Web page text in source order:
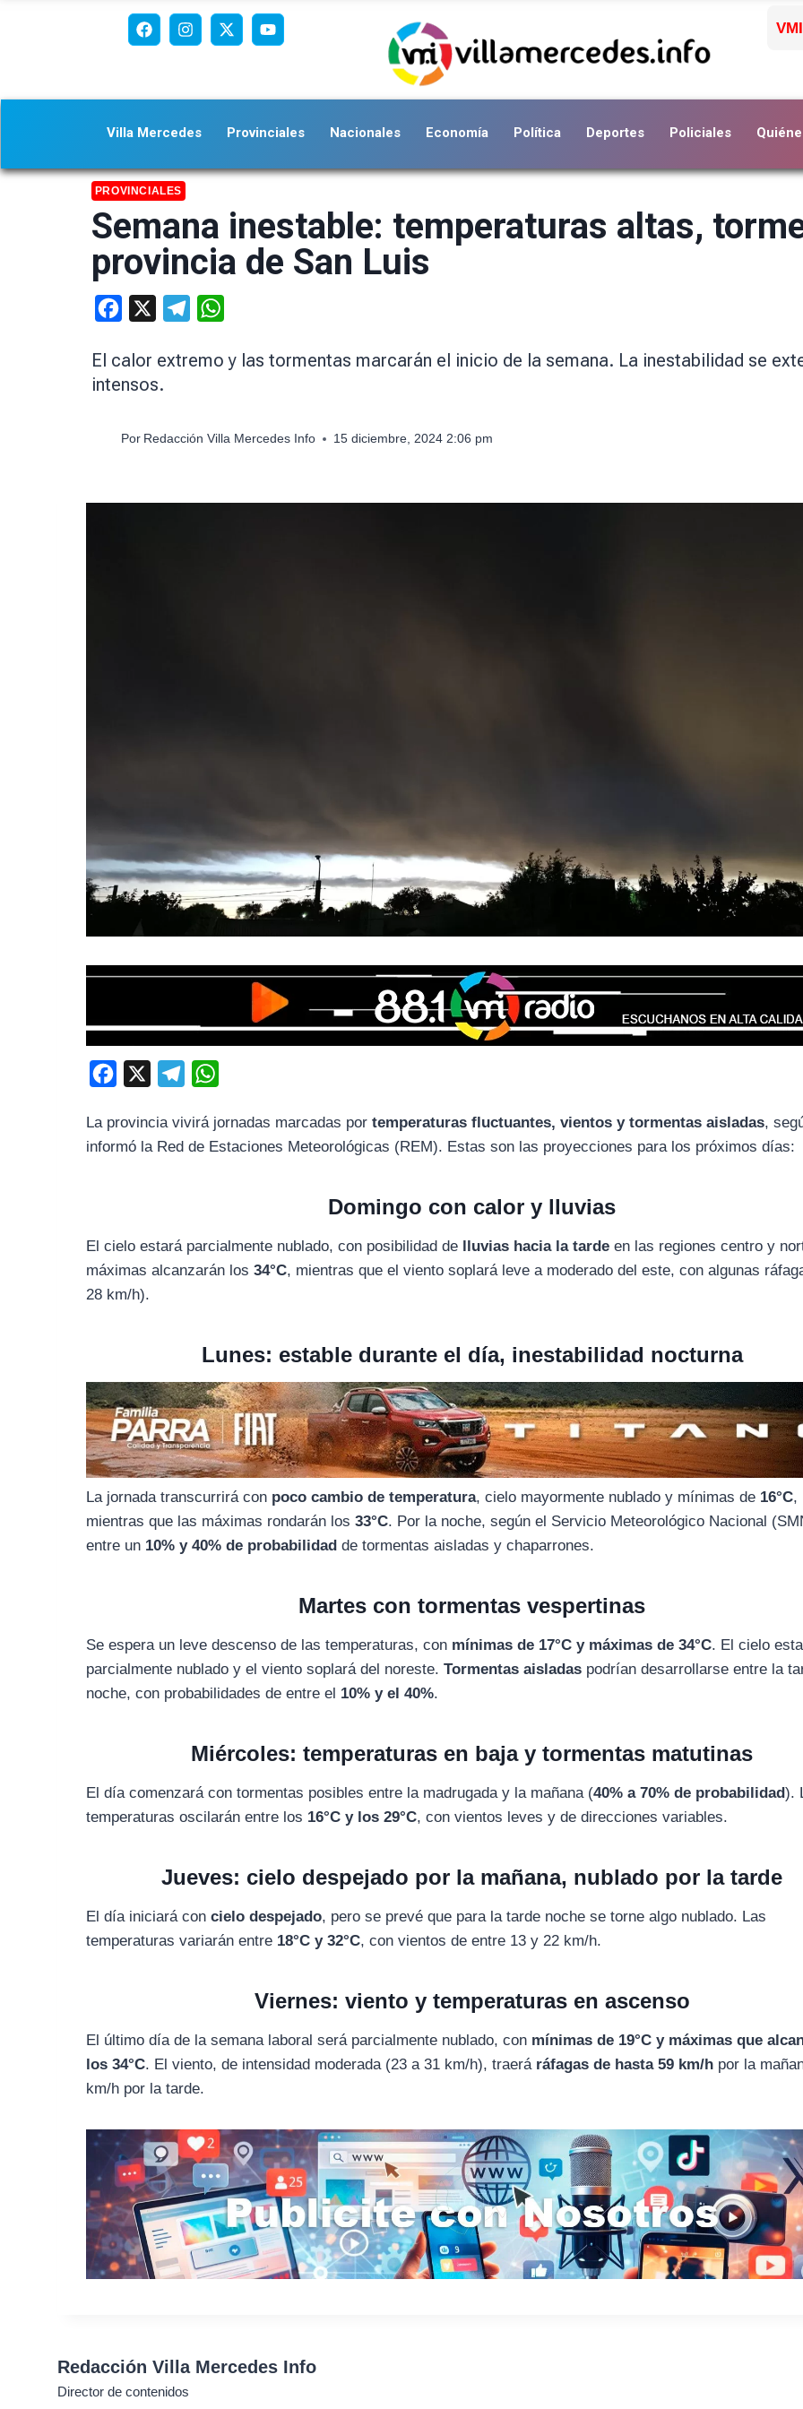
Villa Mercedes Provinciales Nacionales Economía Política Deportes Policiales
PROVINCIALES
Semana inestable: temperaturas altas,
provincia de San Luis
Facebook Telegram
El calor extremo y las tormentas marcarán el inicio de la semana. La inestabilidad se
intensos.
Por Redacción Villa Mercedes Info 15 diciembre, 2024 2:06 pm
c
e
k
l
e
a
t
La provincia vivirá jornadas marcadas portemperaturas fluctuantes, vientos y tormentas aisladas,
informó la Red de Estaciones Meteorológicas (REM). Estas son las proyecciones para los próximos días:
Domingo con calor y lluvias
El cielo estará parcialmente nublado, con posibilidad de lluvias hacia la tarde en las regiones centro y
máximas alcanzarán los34°C, mientras que el viento soplará leve a moderado del este, con algunas
28 km/h).
Lunes: estable durante el día, inestabilidad nocturna
La jornada transcurrirá con poco cambio de temperatura, cielo mayormente nublado y mínimas de 16°C,
mientras que las máximas rondarán los33°C. Por la noche, según el Servicio Meteorológico Nacional
entre un 10% y 40% de probabilidad de tormentas aisladas y chaparrones.
Martes con tormentas vespertinas
Se espera un leve descenso de las temperaturas, con mínimas de 17°C y máximas de 34°C. El cielo
parcialmente nublado y el viento soplará del noreste.Tormentas aisladas podrían desarrollarse entre la
noche, con probabilidades de entre el 10% y el 40%.
Miércoles: temperaturas en baja y tormentas matutinas
El día comenzará con tormentas posibles entre la madrugada y la mañana (40% a 70% de probabilidad).
temperaturas oscilarán entre los 16°C y los 29°C, con vientos leves y de direcciones variables.
Jueves: cielo despejado por la mañana, nublado por la tarde
El día iniciará concielo despejado, pero se prevé que para la tarde noche se torne algo nublado. Las
temperaturas variarán entre 18°C y 32°C, con vientos de entre 13 y 22 km/h.
Viernes: viento y temperaturas en ascenso
El último día de la semana laboral será parcialmente nublado, con mínimas de 19°C y máximas que
los 34°C. El viento, de intensidad moderada (23 a 31 km/h), traerá ráfagas de hasta 59 km/h por la
km/h por la tarde.
Redacción Villa Mercedes Info
Director de contenidos